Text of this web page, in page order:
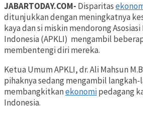
JABARTODAY.COM- Disparitas
ditunjukkan dengan meningkatnya
kaya dan si miskin mendorong
Indonesia (APKLI) mengambil
membentengi diri mereka.
Ketua Umum APKLI, dr. Ali Mahsun
pihaknya sedang mengambil
membangkitkanekonomipedagang
Indonesia.